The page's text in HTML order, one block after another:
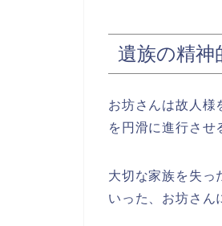
遺族の精神
お坊さんは故人様
を円滑に進行させ
大切な家族を失っ
いった、お坊さん